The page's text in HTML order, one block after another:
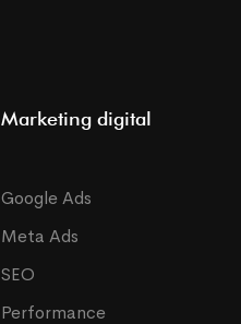
Marketing digital
Google Ads
Meta Ads
SEO
Performance